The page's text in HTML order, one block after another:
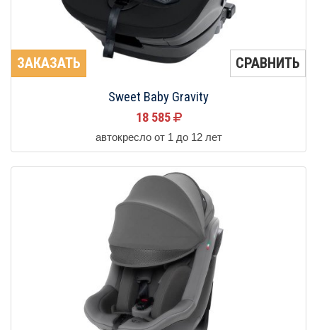
ЗАКАЗАТЬ СРАВНИТЬ
Sweet Baby Gravity
18 585
автокресло от 1 до 12 лет